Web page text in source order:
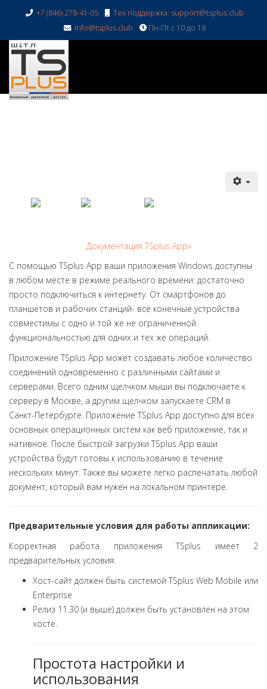
+7 (846) 278-41-05
Тех поддержка: support@tsplus.club
info@tsplus.club
Пн-Пт с 10 до 18
Документация TSplus App»
С помощью TSplus App ваши приложения Windows доступны
в любом месте в режиме реального времени: достаточно
просто подключиться к интернету. От смартфонов до
планшетов и рабочих станций- все конечные устройства
совместимы с одно и той же не ограниченной
функциональностью для одних и тех же операций.
Приложение TSplus App может создавать любое количество
соединений одновременно с различными сайтами и
серверами. Всего одним щелчком мыши вы подключаете к
серверу в Москве, а другим щелчком запускаете СRM в
Санкт-Петербурге. Приложение TSplus App доступно для всех
основных операционных систем как веб приложение, так и
нативное. После быстрой загрузки TSplus App ваши
устройства будут готовы к использованию в течение
нескольких минут. Также вы можете легко распечатать любой
документ, который вам нужен на локальном принтере.
Предварительные условия для работы аппликации:
Корректная работа приложения TSplus имеет 2
предварительных условия:
Хост-сайт должен быть системой TSplus Web Mobile или
Enterprise
Релиз 11.30 (и выше) должен быть установлен на этом
хосте.
Простота настройки и
использования